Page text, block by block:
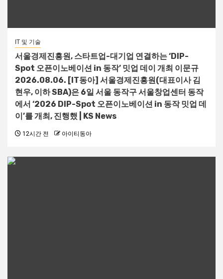
IT 및 기술
서울경제진흥원, 스타트업-대기업 연결하는 ‘DIP-
Spot 오픈이노베이션 in 동작’ 밋업 데이 개최 이문규
2026.08.06. [IT동아] 서울경제진흥원(대표이사 김
현우, 이하 SBA)은 6일 서울 동작구 서울창업센터 동작
에서 ‘2026 DIP-Spot 오픈이노베이션 in 동작 밋업 데
이’를 개최, 진행했 | KS News
12시간 전 아이티동아